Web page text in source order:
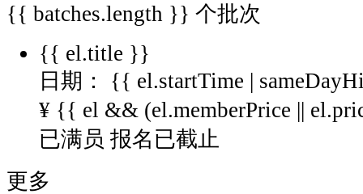
{{ batches.length }} 个批次
{{ el.title }}
日期： {{ el.startTime |
¥ {{ el && (el.memberPrice ||
已满员 报名已截止
更多